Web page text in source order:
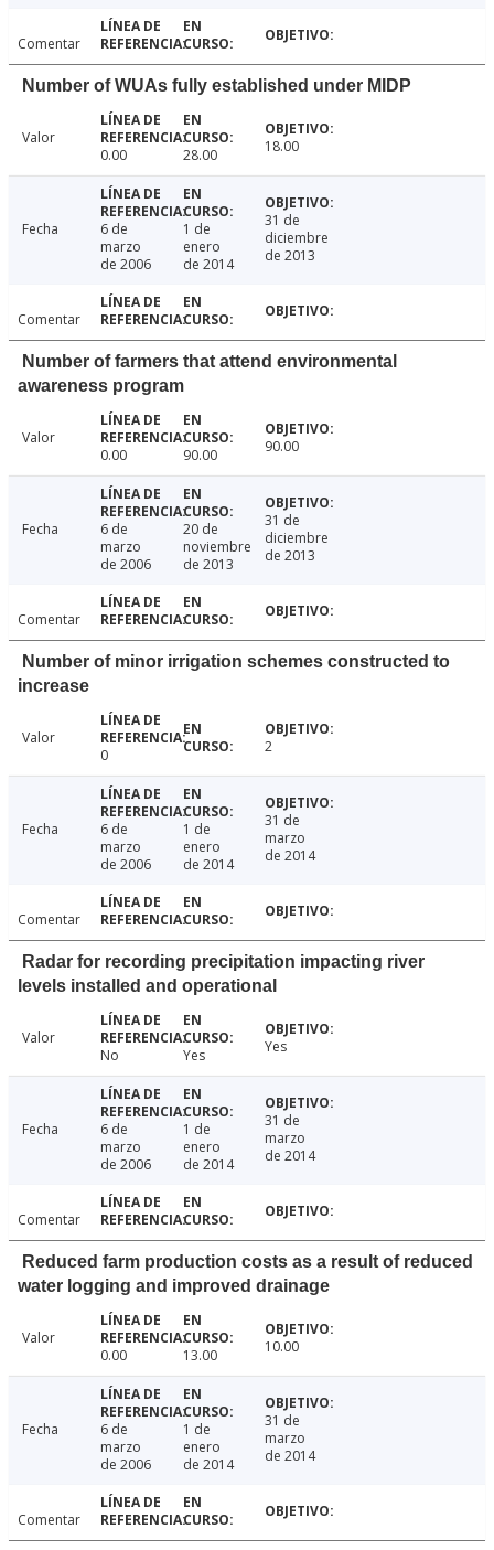
Comentar
Number of WUAs fully established under MIDP
Valor
0.00
28.00 18.00
Fecha
6 de
marzo
de 2006
1 de
enero
de 2014
31 de
diciembre
de 2013
Comentar
Number of farmers that attend environmental
awareness program
Valor
0.00
90.00 90.00
Fecha
6 de
marzo
de 2006
20 de
noviembre
de 2013
31 de
diciembre
de 2013
Comentar
Number of minor irrigation schemes constructed to
increase
Valor
0
2
Fecha
6 de
marzo
de 2006
1 de
enero
de 2014
31 de
marzo
de 2014
Comentar
Radar for recording precipitation impacting river
levels installed and operational
Valor
No
Yes Yes
Fecha
6 de
marzo
de 2006
1 de
enero
de 2014
31 de
marzo
de 2014
Comentar
Reduced farm production costs as a result of reduced
water logging and improved drainage
Valor
0.00
13.00 10.00
Fecha
6 de
marzo
de 2006
1 de
enero
de 2014
31 de
marzo
de 2014
Comentar